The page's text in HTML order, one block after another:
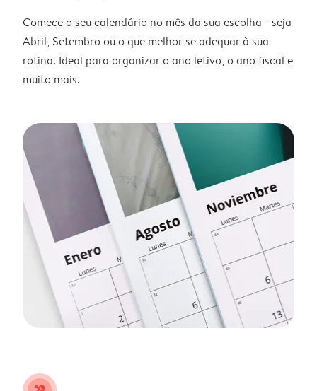
Comece o seu calendário no mês da sua escolha - seja
Abril, Setembro ou o que melhor se adequar à sua
rotina. Ideal para organizar o ano letivo, o ano fiscal e
muito mais.